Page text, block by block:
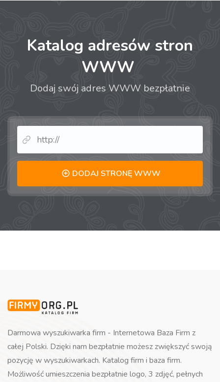
Katalog adresów stron
WWW
Dodaj swój adres WWW bezpłatnie
DODAJ STRONĘ WWW
Darmowa wyszukiwarka firm - Internetowa Baza Firm z
całej Polski. Dzięki nam bezpłatnie możesz zwiększyć swoją
pozycję w wyszukiwarkach. Katalog firm i baza firm.
Możliwość umieszczenia bezpłatnie logo, 3 zdjęć, pełnych